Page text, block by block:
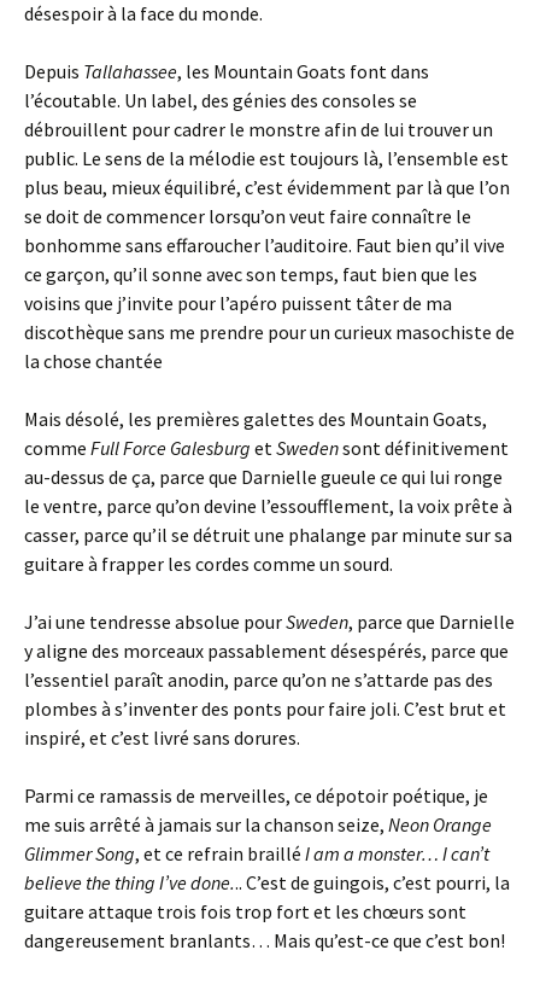
désespoir à la face du monde.
Depuis Tallahassee, les Mountain Goats font dans
l’écoutable. Un label, des génies des consoles se
débrouillent pour cadrer le monstre afin de lui trouver un
public. Le sens de la mélodie est toujours là, l’ensemble est
plus beau, mieux équilibré, c’est évidemment par là que l’on
se doit de commencer lorsqu’on veut faire connaître le
bonhomme sans effaroucher l’auditoire. Faut bien qu’il vive
ce garçon, qu’il sonne avec son temps, faut bien que les
voisins que j’invite pour l’apéro puissent tâter de ma
discothèque sans me prendre pour un curieux masochiste de
la chose chantée
Mais désolé, les premières galettes des Mountain Goats,
comme Full Force Galesburg etSwedensont définitivement
au-dessus de ça, parce que Darnielle gueule ce qui lui ronge
le ventre, parce qu’on devine l’essoufflement, la voix prête à
casser, parce qu’il se détruit une phalange par minute sur sa
guitare à frapper les cordes comme un sourd.
J’ai une tendresse absolue pourSweden, parce que Darnielle
y aligne des morceaux passablement désespérés, parce que
l’essentiel paraît anodin, parce qu’on ne s’attarde pas des
plombes à s’inventer des ponts pour faire joli. C’est brut et
inspiré, et c’est livré sans dorures.
Parmi ce ramassis de merveilles, ce dépotoir poétique, je
me suis arrêté à jamais sur la chanson seize, Neon Orange
Glimmer Song, et ce refrain braillé I am a monster… I can’t
believe the thing I’ve done... C’est de guingois, c’est pourri, la
guitare attaque trois fois trop fort et les chœurs sont
dangereusement branlants… Mais qu’est-ce que c’est bon!